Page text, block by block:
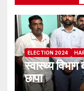
ELECTION 2024
स्वास्थ्य
छापा